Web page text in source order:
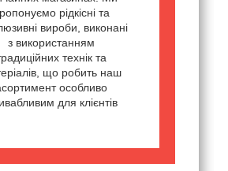
рідкісні та
вироби, виконані
з використанням
технік та
що робить наш
особливо
для клієнтів